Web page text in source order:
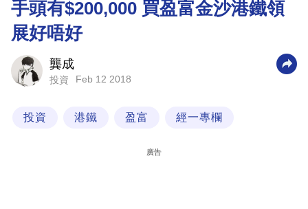
財
科
手頭有$200,000 買盈富金沙港鐵領
展好唔好
龔成
投資 Feb 12 2018
投資 港鐵 盈富 經一專欄
廣告